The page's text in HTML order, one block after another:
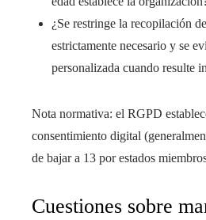
¿Se restringe la recopilación
estrictamente necesario y se
personalizada cuando resulte
Nota normativa: el RGPD
consentimiento digital
de bajar a 13 por estados
Cuestiones sobre